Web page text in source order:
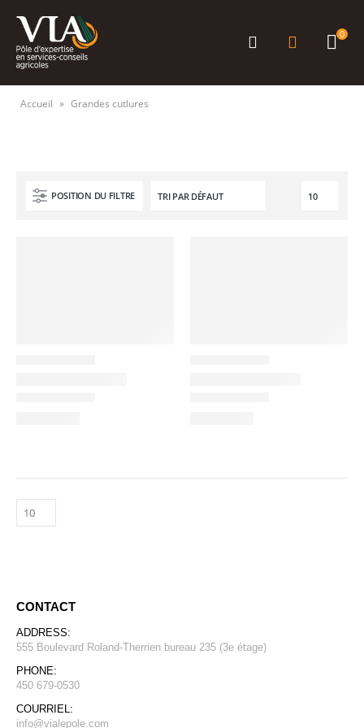
0
Accueil » Grandes cutlures
POSITION DU FILTRE
CONTACT
ADDRESS:
555 Boulevard Roland-Therrien bureau 235 (3e étage)
PHONE:
450 679-0530
COURRIEL:
info@vialepole.com